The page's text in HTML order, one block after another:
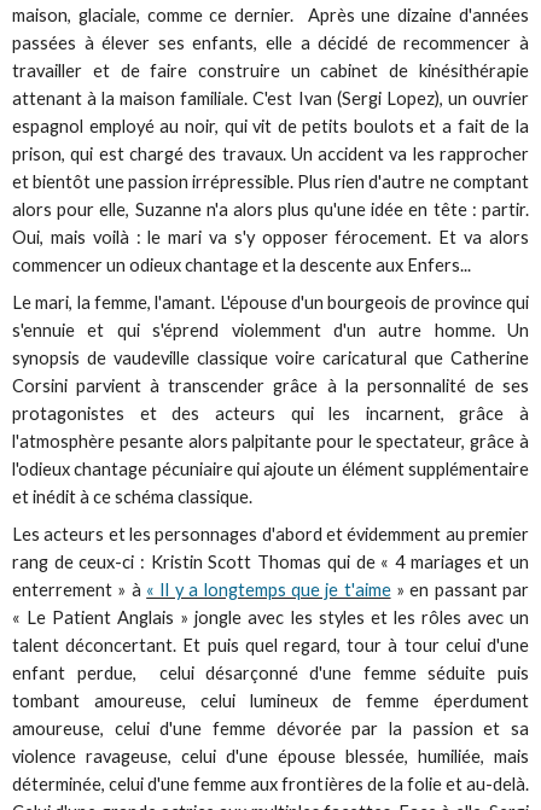
maison, glaciale, comme ce dernier. Après une dizaine d'années
passées à élever ses enfants, elle a décidé de recommencer à
travailler et de faire construire un cabinet de kinésithérapie
attenant à la maison familiale. C'est Ivan (Sergi Lopez), un ouvrier
espagnol employé au noir, qui vit de petits boulots et a fait de la
prison, qui est chargé des travaux. Un accident va les rapprocher
et bientôt une passion irrépressible. Plus rien d'autre ne comptant
alors pour elle, Suzanne n'a alors plus qu'une idée en tête : partir.
Oui, mais voilà : le mari va s'y opposer férocement. Et va alors
commencer un odieux chantage et la descente aux Enfers...
Le mari, la femme, l'amant. L'épouse d'un bourgeois de province qui
s'ennuie et qui s'éprend violemment d'un autre homme. Un
synopsis de vaudeville classique voire caricatural que Catherine
Corsini parvient à transcender grâce à la personnalité de ses
protagonistes et des acteurs qui les incarnent, grâce à
l'atmosphère pesante alors palpitante pour le spectateur, grâce à
l'odieux chantage pécuniaire qui ajoute un élément supplémentaire
et inédit à ce schéma classique.
Les acteurs et les personnages d'abord et évidemment au premier
rang de ceux-ci : Kristin Scott Thomas qui de « 4 mariages et un
enterrement » à « Il y a longtemps que je t'aime» en passant par
« Le Patient Anglais » jongle avec les styles et les rôles avec un
talent déconcertant. Et puis quel regard, tour à tour celui d'une
enfant perdue, celui désarçonné d'une femme séduite puis
tombant amoureuse, celui lumineux de femme éperdument
amoureuse, celui d'une femme dévorée par la passion et sa
violence ravageuse, celui d'une épouse blessée, humiliée, mais
déterminée, celui d'une femme aux frontières de la folie et au-delà.